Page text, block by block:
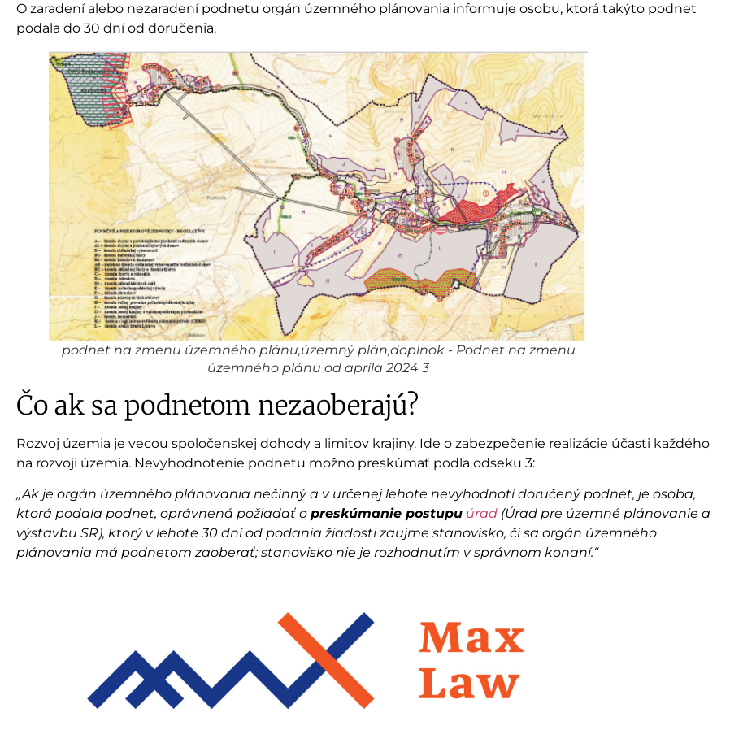
O zaradení alebo nezaradení podnetu orgán územného plánovania informuje osobu, ktorá takýto podnet
podala do 30 dní od doručenia.
podnet na zmenu územného plánu,územný plán,doplnok - Podnet na zmenu
územného plánu od apríla 2024 3
Čo ak sa podnetom nezaoberajú?
Rozvoj územia je vecou spoločenskej dohody a limitov krajiny. Ide o zabezpečenie realizácie účasti každého
na rozvoji územia. Nevyhodnotenie podnetu možno preskúmať podľa odseku 3:
„Ak je orgán územného plánovania nečinný a v určenej lehote nevyhodnotí doručený podnet, je osoba,
ktorá podala podnet, oprávnená požiadať o preskúmanie postupu úrad (Úrad pre územné plánovanie a
výstavbu SR), ktorý v lehote 30 dní od podania žiadosti zaujme stanovisko, či sa orgán územného
plánovania má podnetom zaoberať; stanovisko nie je rozhodnutím v správnom konaní.“